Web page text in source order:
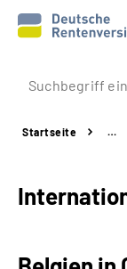
Prävention
Rente
Startseite …